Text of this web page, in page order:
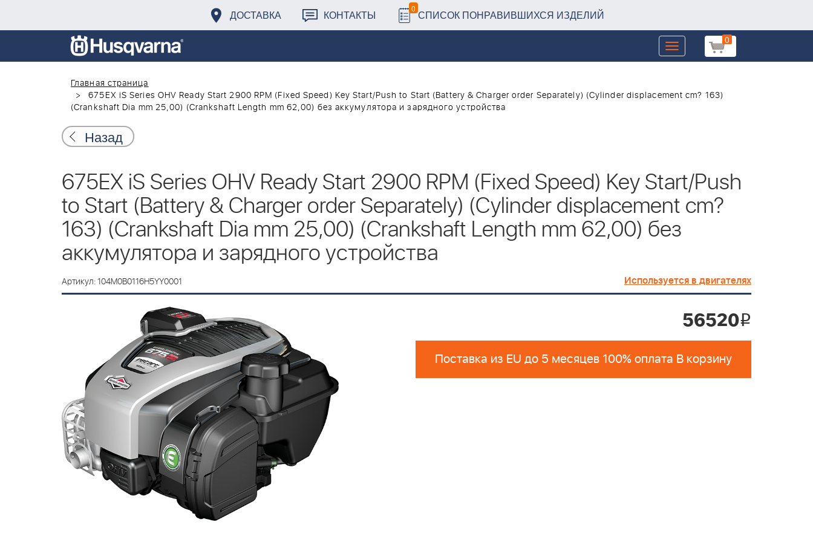
ДОСТАВКА КОНТАКТЫ 0 СПИСОК ПОНРАВИВШИХСЯ ИЗДЕЛИЙ
0
Toggle
navigation
Главная страница
675EX iS Series OHV Ready Start 2900 RPM (Fixed Speed) Key Start/Push to Start (Battery & Charger order Separately) (Cylinder displacement cm? 163)
(Crankshaft Dia mm 25,00) (Crankshaft Length mm 62,00) без аккумулятора и зарядного устройства
Назад
675EX iS Series OHV Ready Start 2900 RPM (Fixed Speed) Key Start/Push
to Start (Battery & Charger order Separately) (Cylinder displacement cm?
163) (Crankshaft Dia mm 25,00) (Crankshaft Length mm 62,00) без
аккумулятора и зарядного устройства
Артикул: 104M0B0116H5YY0001 Используется в двигателях
56520i
Поставка из EU до 5 месяцев 100% оплата В корзину